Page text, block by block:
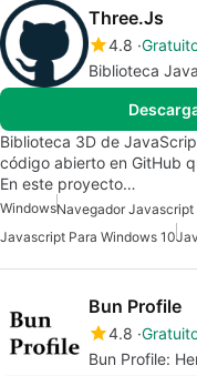
Three.Js
4.8
Biblioteca
Biblioteca 3D de
código abierto en GitHub
En este proyecto…
WindowsNavegador Javascript
Javascript Para Windows 10
Bun Profile
4.8
Bun Profile: